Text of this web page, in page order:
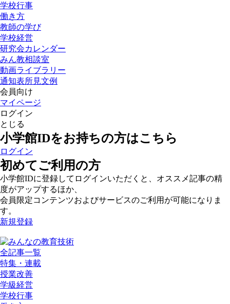
学校行事
働き方
教師の学び
学校経営
研究会カレンダー
みん教相談室
動画ライブラリー
通知表所見文例
会員向け
マイページ
ログイン
とじる
小学館IDをお持ちの方はこちら
ログイン
初めてご利用の方
小学館IDに登録してログインいただくと、オススメ記事の精
度がアップするほか、
会員限定コンテンツおよびサービスのご利用が可能になりま
す。
新規登録
全記事一覧
特集・連載
授業改善
学級経営
学校行事